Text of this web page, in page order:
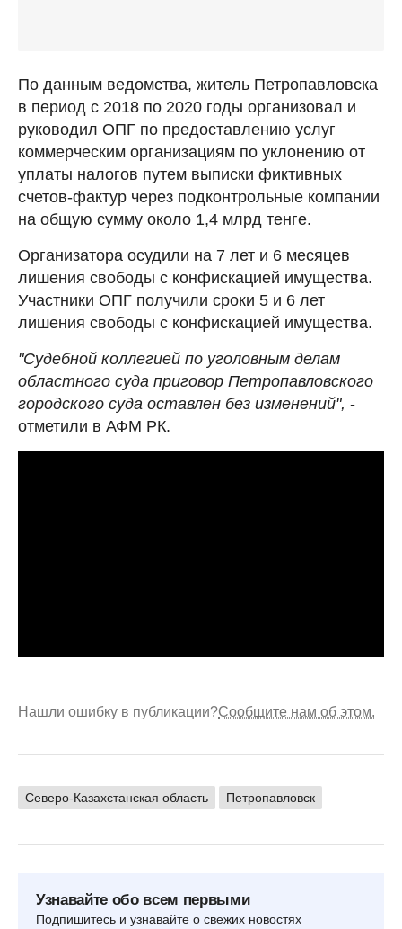
По данным ведомства, житель Петропавловска
в период с 2018 по 2020 годы организовал и
руководил ОПГ по предоставлению услуг
коммерческим организациям по уклонению от
уплаты налогов путем выписки фиктивных
счетов-фактур через подконтрольные компании
на общую сумму около 1,4 млрд тенге.
Организатора осудили на 7 лет и 6 месяцев
лишения свободы с конфискацией имущества.
Участники ОПГ получили сроки 5 и 6 лет
лишения свободы с конфискацией имущества.
"Судебной коллегией по уголовным делам
областного суда приговор Петропавловского
городского суда оставлен без изменений", -
отметили в АФМ РК.
Нашли ошибку в публикации?Сообщите нам об этом.
Северо-Казахстанская область Петропавловск
Узнавайте обо всем первыми
Подпишитесь и узнавайте о свежих новостях